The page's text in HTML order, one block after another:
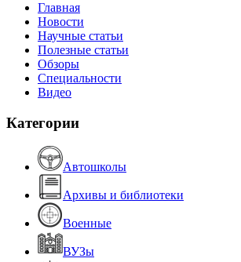
Главная
Новости
Научные статьи
Полезные статьи
Обзоры
Специальности
Видео
Категории
Автошколы
Архивы и библиотеки
Военные
ВУЗы